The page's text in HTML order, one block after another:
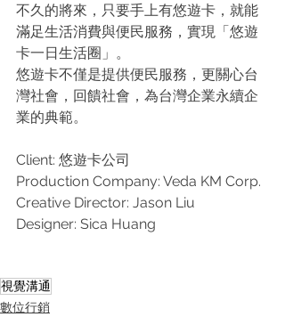
不久的將來，只要手上有悠遊卡，就能
滿足生活消費與便民服務，實現「悠遊
卡一日生活圈」。
悠遊卡不僅是提供便民服務，更關心台
灣社會，回饋社會，為台灣企業永續企
業的典範。
Client: 悠遊卡公司
Production Company: Veda KM Corp.
Creative Director: Jason Liu
Designer: Sica Huang
視覺溝通
數位行銷